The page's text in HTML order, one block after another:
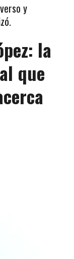
y
la
que